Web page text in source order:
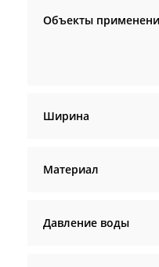
Объекты
Ширина
Материал
Давление воды